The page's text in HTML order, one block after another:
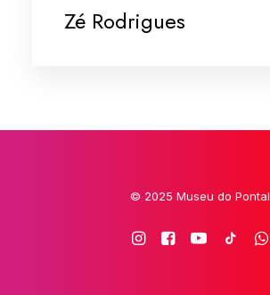
Zé Rodrigues
© 2025 Museu do Pontal